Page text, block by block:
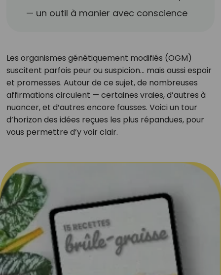
— un outil à manier avec conscience
Les organismes génétiquement modifiés (OGM)
suscitent parfois peur ou suspicion… mais aussi espoir
et promesses. Autour de ce sujet, de nombreuses
affirmations circulent — certaines vraies, d’autres à
nuancer, et d’autres encore fausses. Voici un tour
d’horizon des idées reçues les plus répandues, pour
vous permettre d’y voir clair.